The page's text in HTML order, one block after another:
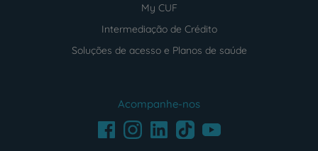
My CUF
Intermediação de Crédito
Soluções de acesso e Planos de saúde
Acompanhe-nos
FacebookInstagramLinkedInTikTokYoutube